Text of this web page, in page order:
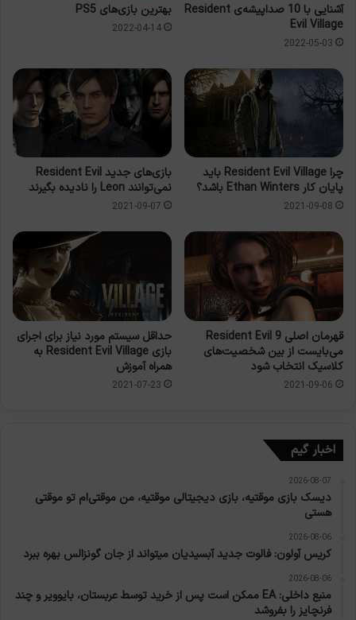
آشنایی با 10 صداپیشه‌ی Resident
Evil Village
2022-05-03
بهترین بازی‌های PS5
2022-04-14
چرا Resident Evil Village باید
پایان کار Ethan Winters باشد؟
2021-09-08
بازی‌های جدید Resident Evil
نمی‌توانند Leon را نادیده بگیرند
2021-09-07
قهرمان اصلی Resident Evil 9
می‌بایست از بین شخصیت‌های
کلاسیک انتخاب شود
2021-09-06
حداقل سیستم مورد نیاز برای اجرای
بازی Resident Evil Village به
همراه آموزش
2021-07-23
اخبار گیم
2026-08-07
دیسک بازی موقتیه، بازی دیجیتالی موقتیه، من موقتی‌ام تو موقتی
هستی
2026-08-06
کریس آولون: فالوت جدید آبسیدیان میتواند از جان گونزالس بهره ببرد
2026-08-06
منبع داخلی: EA ممکن است پس از خرید توسط عربستان، بایوویر و چند
فرنچایز را بفروشد